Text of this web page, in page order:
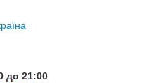
до 21:00